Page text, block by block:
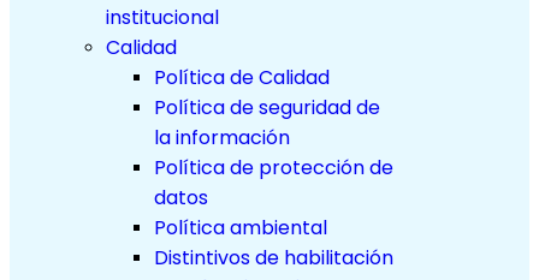
institucional
Calidad
Política de Calidad
Política de seguridad de
la información
Política de protección de
datos
Política ambiental
Distintivos de habilitación